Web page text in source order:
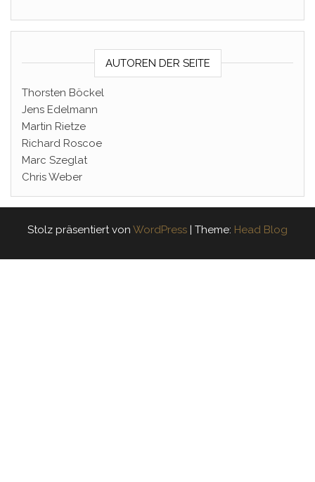
AUTOREN DER SEITE
Thorsten Böckel
Jens Edelmann
Martin Rietze
Richard Roscoe
Marc Szeglat
Chris Weber
Stolz präsentiert von WordPress | Theme: Head Blog